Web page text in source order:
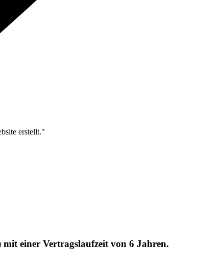
erstellt."
mit einer Vertragslaufzeit von 6 Jahren.